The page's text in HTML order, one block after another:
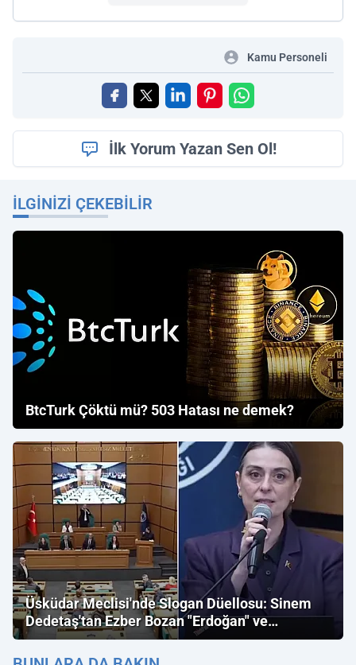
Kamu Personeli
İlk Yorum Yazan Sen Ol!
İLGINIZI ÇEKEBILIR
BtcTurk Çöktü mü? 503 Hatası ne demek?
Üsküdar Meclisi'nde Slogan Düellosu: Sinem
Dedetaş'tan Ezber Bozan "Erdoğan" ve
"İmamoğlu" Çıkışı!